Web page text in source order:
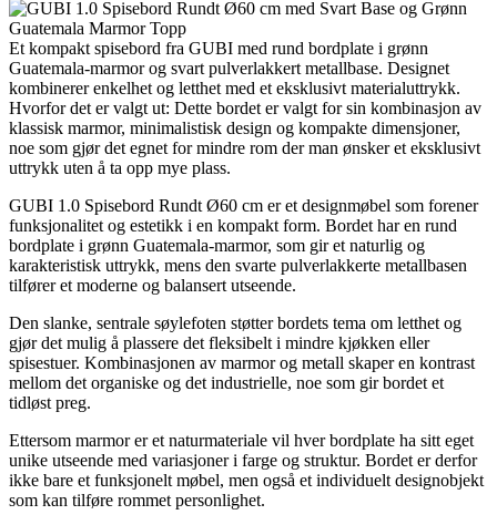
Et kompakt spisebord fra GUBI med rund bordplate i grønn
Guatemala-marmor og svart pulverlakkert metallbase. Designet
kombinerer enkelhet og letthet med et eksklusivt materialuttrykk.
Hvorfor det er valgt ut: Dette bordet er valgt for sin kombinasjon av
klassisk marmor, minimalistisk design og kompakte dimensjoner,
noe som gjør det egnet for mindre rom der man ønsker et eksklusivt
uttrykk uten å ta opp mye plass.
GUBI 1.0 Spisebord Rundt Ø60 cm er et designmøbel som forener
funksjonalitet og estetikk i en kompakt form. Bordet har en rund
bordplate i grønn Guatemala-marmor, som gir et naturlig og
karakteristisk uttrykk, mens den svarte pulverlakkerte metallbasen
tilfører et moderne og balansert utseende.
Den slanke, sentrale søylefoten støtter bordets tema om letthet og
gjør det mulig å plassere det fleksibelt i mindre kjøkken eller
spisestuer. Kombinasjonen av marmor og metall skaper en kontrast
mellom det organiske og det industrielle, noe som gir bordet et
tidløst preg.
Ettersom marmor er et naturmateriale vil hver bordplate ha sitt eget
unike utseende med variasjoner i farge og struktur. Bordet er derfor
ikke bare et funksjonelt møbel, men også et individuelt designobjekt
som kan tilføre rommet personlighet.